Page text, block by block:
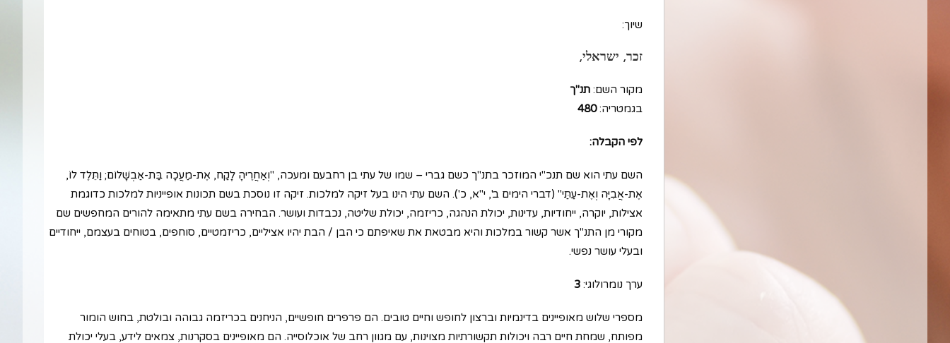
שיוך:
זכר, ישראלי,
מקור השם: תנ"ך
בגמטריה:480
לפי הקבלה:
השם עתי הוא שם תנכ"י המוזכר בתנ"ך כשם גברי – שמו של עתי בן רחבעם ומעכה, "וְאַחֲרֶיהָ לָקַח, אֶת-מַעֲכָה בַּת-אַבְשָׁלוֹם; וַתֵּלֶד לוֹ,
אֶת-אֲבִיָּה וְאֶת-עַתַּי" (דברי הימים ב', י"א, כ'). השם עתי הינו בעל זיקה למלכות. זיקה זו נוסכת בשם תכונות אופייניות למלכות כדוגמת
אצילות, יוקרה, ייחודיות, עדינות, יכולת הנהגה, כריזמה, יכולת שליטה, נכבדות ועושר. הבחירה בשם עתי מתאימה להורים המחפשים שם
מקורי מן התנ"ך אשר קשור במלכות והיא מבטאת את שאיפתם כי הבן / הבת יהיו אציליים, כריזמטיים, סוחפים, בטוחים בעצמם, ייחודיים
ובעלי עושר נפשי.
ערך נומרולוגי: 3
מספרי שלוש מאופיינים בדינמיות וברצון לחופש וחיים טובים. הם פרפרים חופשיים, הניחנים בכריזמה גבוהה ובולטת, בחוש הומור
מפותח, שמחת חיים רבה ויכולות תקשורתיות מצוינות, עם מגוון רחב של אוכלוסייה. הם מאופיינים בסקרנות, צמאים לידע, בעלי יכולת